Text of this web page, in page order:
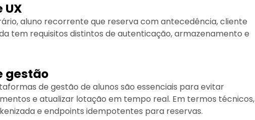
aluno recorrente que reserva com antecedência, cliente
tem requisitos distintos de autenticação, armazenamento e
gestão
de gestão de alunos são essenciais para evitar
e atualizar lotação em tempo real. Em termos técnicos,
e endpoints idempotentes para reservas.